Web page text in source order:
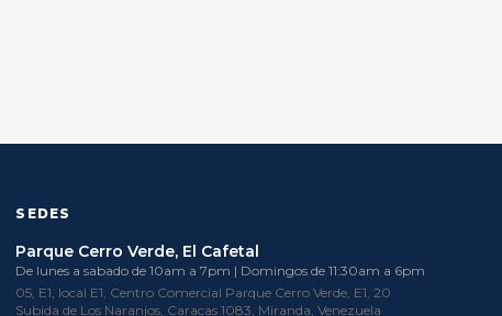
SEDES
Parque Cerro Verde, El Cafetal
De lunes a sabado de 10am a 7pm | Domingos de 11:30am a 6pm
05, E1, local E1, Centro Comercial Parque Cerro Verde, E1, 20
Subida de Los Naranjos, Caracas 1083, Miranda, Venezuela